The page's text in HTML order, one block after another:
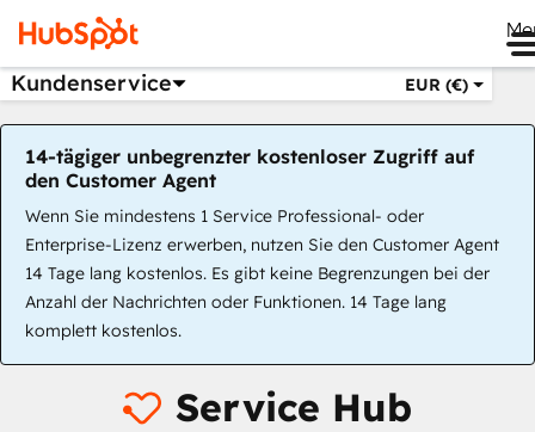
Kundenservice EUR (€)
14-tägiger unbegrenzter kostenloser Zugriff auf
den Customer Agent
Wenn Sie mindestens 1 Service Professional- oder
Enterprise-Lizenz erwerben, nutzen Sie den Customer Agent
14 Tage lang kostenlos. Es gibt keine Begrenzungen bei der
Anzahl der Nachrichten oder Funktionen. 14 Tage lang
komplett kostenlos.
Service Hub